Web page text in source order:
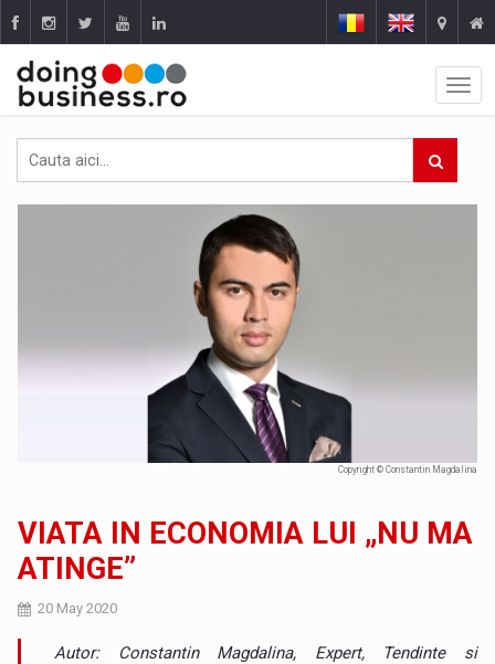
Copyright © Constantin Magdalina
VIATA IN ECONOMIA LUI „NU MA
ATINGE”
20 May 2020
Autor: Constantin Magdalina, Expert, Tendinte si